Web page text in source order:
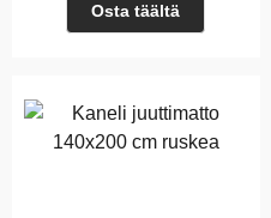
Osta täältä